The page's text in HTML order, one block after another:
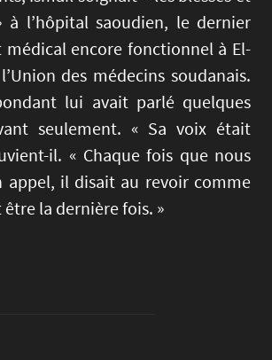
à l’hôpital saoudien, le dernier
médical encore fonctionnel à El-
des médecins soudanais.
lui avait parlé quelques
seulement. « Sa voix était
il. « Chaque fois que nous
appel, il disait au revoir comme
la dernière fois. »